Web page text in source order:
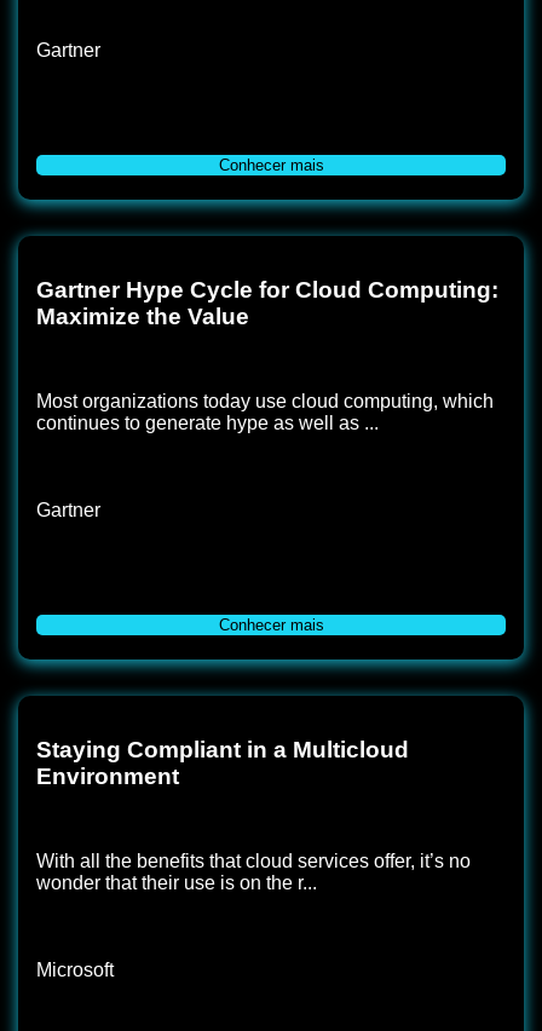
Gartner
Conhecer mais
Gartner Hype Cycle for Cloud Computing:
Maximize the Value
Most organizations today use cloud computing, which
continues to generate hype as well as ...
Gartner
Conhecer mais
Staying Compliant in a Multicloud
Environment
With all the benefits that cloud services offer, it’s no
wonder that their use is on the r...
Microsoft